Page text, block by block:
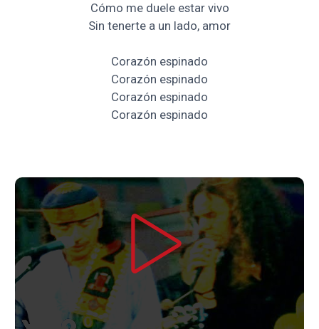
Cómo me duele estar vivo
Sin tenerte a un lado, amor
Corazón espinado
Corazón espinado
Corazón espinado
Corazón espinado